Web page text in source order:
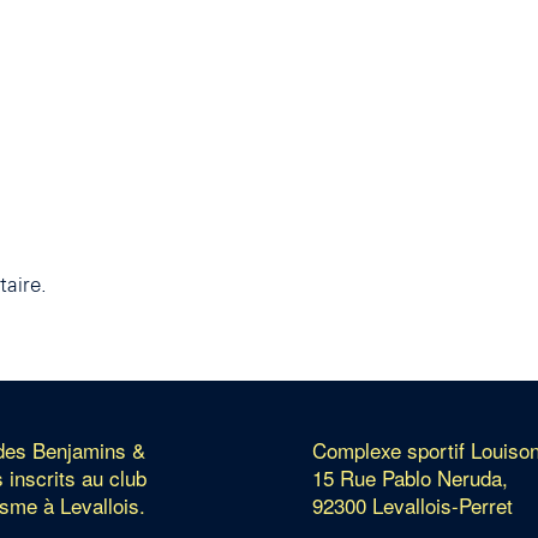
Benjamins &
inscrits au club
à Levallois.
Complexe sportif
15 Rue Pablo Neruda,
92300 Levallois-Perret